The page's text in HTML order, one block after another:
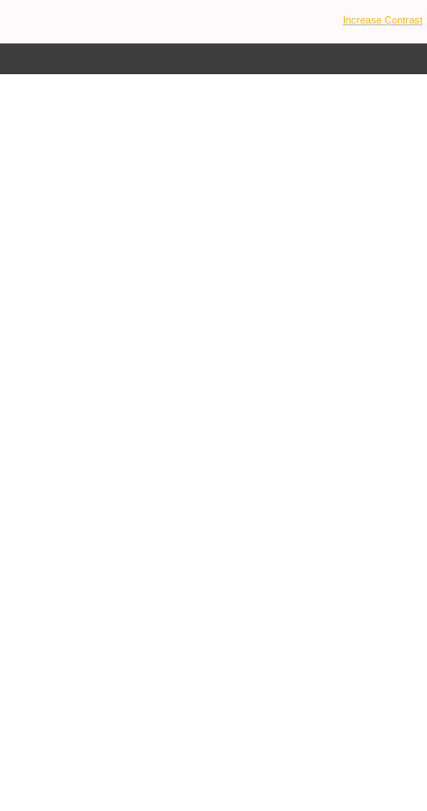
Increase Contrast